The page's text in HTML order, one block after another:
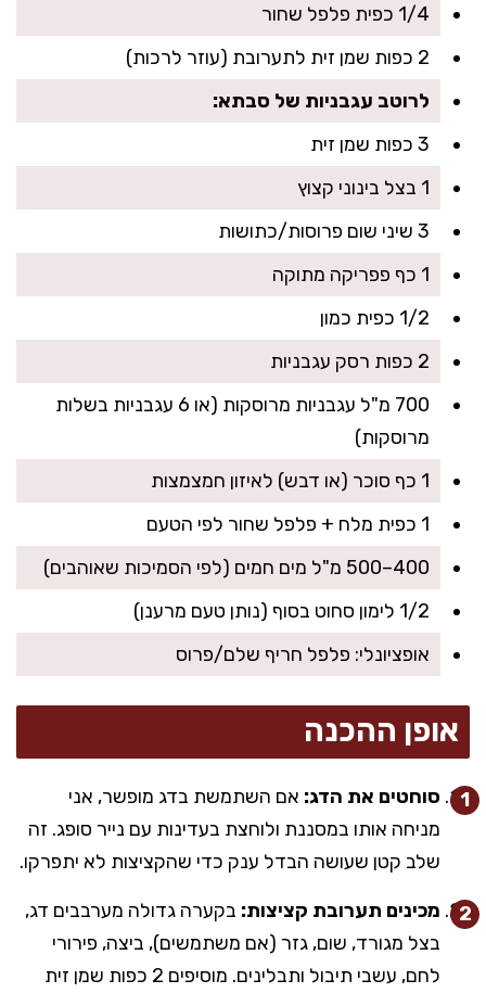
1/4 כפית פלפל שחור
2 כפות שמן זית לתערובת (עוזר לרכות)
לרוטב עגבניות של סבתא:
3 כפות שמן זית
1 בצל בינוני קצוץ
3 שיני שום פרוסות/כתושות
1 כף פפריקה מתוקה
1/2 כפית כמון
2 כפות רסק עגבניות
700 מ"ל עגבניות מרוסקות (או 6 עגבניות בשלות
מרוסקות)
1 כף סוכר (או דבש) לאיזון חמצמצות
1 כפית מלח + פלפל שחור לפי הטעם
400–500 מ"ל מים חמים (לפי הסמיכות שאוהבים)
1/2 לימון סחוט בסוף (נותן טעם מרענן)
אופציונלי: פלפל חריף שלם/פרוס
אופן ההכנה
סוחטים את הדג: אם השתמשת בדג מופשר, אני
מניחה אותו במסננת ולוחצת בעדינות עם נייר סופג. זה
שלב קטן שעושה הבדל ענק כדי שהקציצות לא יתפרקו.
מכינים תערובת קציצות: בקערה גדולה מערבבים דג,
בצל מגורד, שום, גזר (אם משתמשים), ביצה, פירורי
לחם, עשבי תיבול ותבלינים. מוסיפים 2 כפות שמן זית